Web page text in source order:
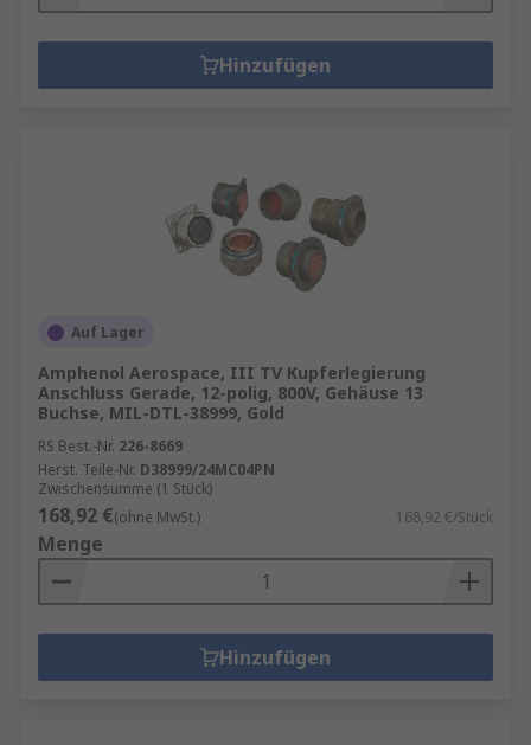
Hinzufügen
Auf Lager
Amphenol Aerospace, III TV Kupferlegierung
Anschluss Gerade, 12-polig, 800V, Gehäuse 13
Buchse, MIL-DTL-38999, Gold
RS Best.-Nr. 226-8669
Herst. Teile-Nr. D38999/24MC04PN
Zwischensumme (1 Stück)
168,92 €(ohne MwSt.) 168,92 €/Stück
Menge
Hinzufügen